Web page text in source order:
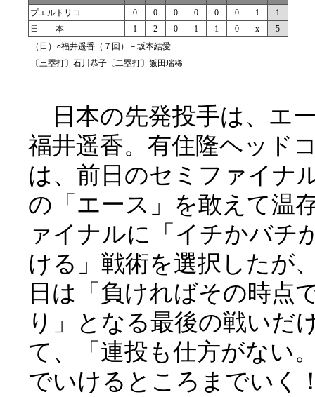
プエルトリコ 0 0 0 0 0 0 1
1
日 本
1 2 0 1 1 0 x
5
（日）○福井遥香（７回）－坂本結愛
〔三塁打〕石川恭子〔二塁打〕飯田瑞稀
日本の先発投手は、エ
福井遥香。有住隆ヘッド
は、前日のセミファイナ
の「エース」を敢えて温
ァイナルに「イチかバチ
ける」戦術を選択したが
日は「負ければその時点
り」となる最後の戦いだ
て、「連投も仕方がない
でいけるところまでいく